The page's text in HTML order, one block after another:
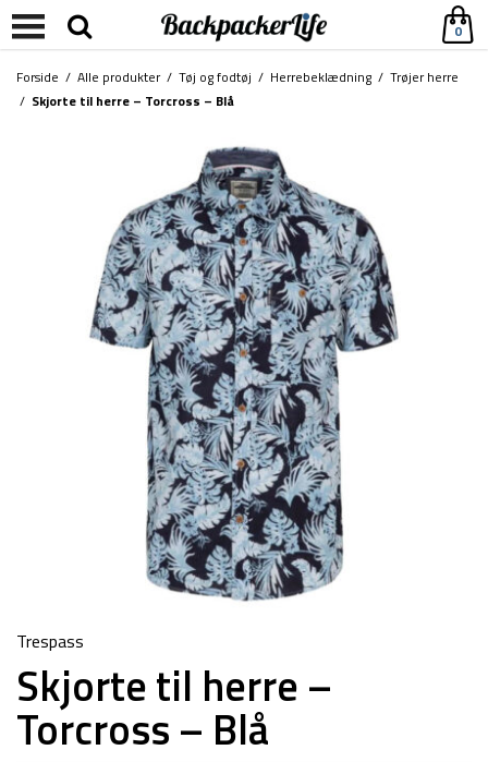
0
Forside / Alle produkter/ Tøj og fodtøj / Herrebeklædning / Trøjer herre
/ Skjorte til herre – Torcross – Blå
Trespass
Skjorte til herre –
Torcross – Blå